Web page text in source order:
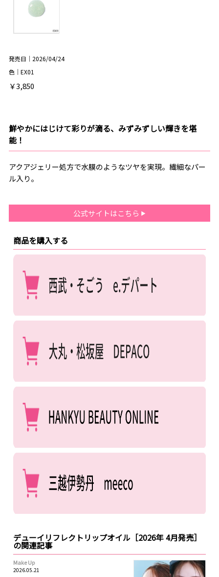
発売日｜2026/04/24
色｜EX01
￥3,850
鮮やかにはじけて彩りが滴る、みずみずしい輝きを堪
能！
アクアジェリー処方で水膜のようなツヤを実現。繊細なパー
ル入り。
公式サイトはこちら
商品を購入する
デューイリフレクトリップオイル［2026年 4月発売］
の関連記事
Make Up
2026.05.21